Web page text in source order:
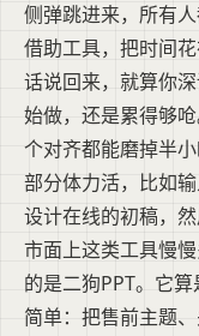
侧弹跳进来，所有人
借助工具，把时间
话说回来，就算你
始做，还是累得够
个对齐都能磨掉半
部分体力活，比如
设计在线的初稿，
市面上这类工具慢
的是二狗PPT。它
简单：把售前主题